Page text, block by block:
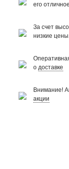
его
За счет
низкие
о доставке
Внимание!
акции